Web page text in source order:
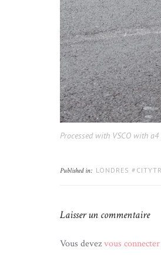
Processed with VSCO with a4
Published in: LONDRES
Laisser un commentaire
Vous devezvous connecter